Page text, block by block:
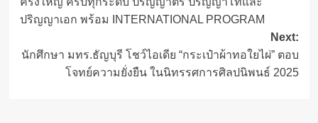
ปริญญาเอก พร้อม INTERNATIONAL PROGRAM
Next:
นักศึกษา มทร.ธัญบุรี โชว์ไอเดีย “กระเป๋าผ้าทอใยไผ่” ตอบ
โจทย์ความยั่งยืน ในนิทรรศการศิลปนิพนธ์ 2025